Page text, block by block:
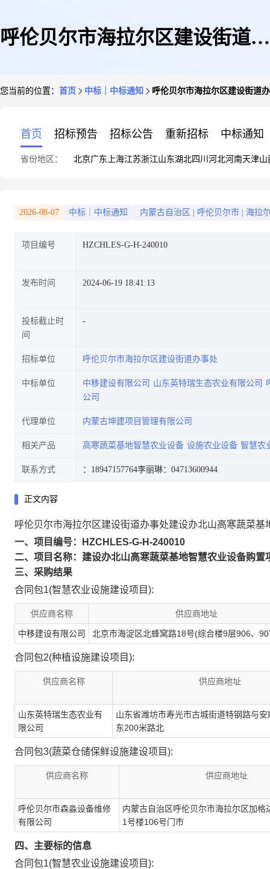
呼伦贝尔市海拉尔区建设街道办
您当前的位置： 首页 中标｜中标通知 呼伦贝尔市海拉尔区建设街道
首页 招标预告 招标公告 重新招标 中标通知
省份地区： 北京广东 上海江苏浙江山东湖北四川 河北河南天津山
2026-08-07 中标｜中标通知 内蒙古自治区 呼伦贝尔市 海拉
项目编号 HZCHLES-G-H-240010
发布时间 2024-06-19 18:41:13
投标截止时
间
招标单位 呼伦贝尔市海拉尔区建设街道办事处
中标单位 中移建设有限公司 山东英特瑞生态农业有限公司
公司
代理单位 内蒙古坤建项目管理有限公司
相关产品 高寒蔬菜基地智慧农业设备 设施农业设备 智慧农
联系方式 ：18947157764李丽琳：04713600944
正文内容
呼伦贝尔市海拉尔区建设街道办事处建设办北山高寒蔬菜
一、项目编号：HZCHLES-G-H-240010
二、项目名称：建设办北山高寒蔬菜基地智慧农业设备购置
三、采购结果
合同包1(智慧农业设施建设项目):
供应商名称 供应商地址
中移建设有限公司 北京市海淀区北蜂窝路18号(综合楼9层906、
合同包2(种植设施建设项目):
供应商名称 供应商地址
山东英特瑞生态农业有
限公司
山东省潍坊市寿光市古城街道特钢路与
东200米路北
合同包3(蔬菜仓储保鲜设施建设项目):
供应商名称 供应商地址
呼伦贝尔市森淼设备维修
有限公司
内蒙古自治区呼伦贝尔市海拉尔区加格
1号楼106号门市
四、主要标的信息
合同包1(智慧农业设施建设项目):